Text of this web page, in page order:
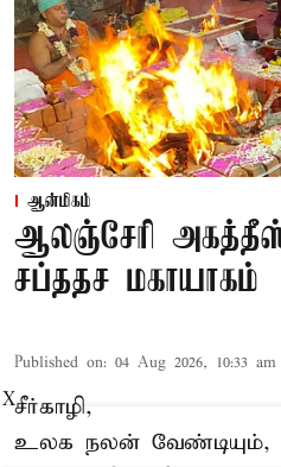
ஆன்மிகம்
ஆலஞ்சேரி
சப்ததச மகாயாகம்
Published on: 04 Aug 2026, 10:33 am
சீர்காழி,
உலக நலன் வேண்டியும்,
X